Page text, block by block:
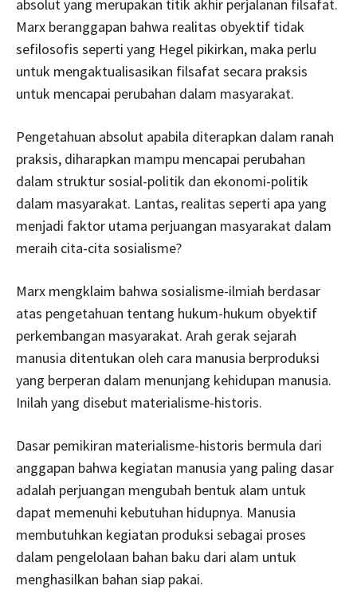
absolut yang merupakan titik akhir perjalanan filsafat.
Marx beranggapan bahwa realitas obyektif tidak
sefilosofis seperti yang Hegel pikirkan, maka perlu
untuk mengaktualisasikan filsafat secara praksis
untuk mencapai perubahan dalam masyarakat.
Pengetahuan absolut apabila diterapkan dalam ranah
praksis, diharapkan mampu mencapai perubahan
dalam struktur sosial-politik dan ekonomi-politik
dalam masyarakat. Lantas, realitas seperti apa yang
menjadi faktor utama perjuangan masyarakat dalam
meraih cita-cita sosialisme?
Marx mengklaim bahwa sosialisme-ilmiah berdasar
atas pengetahuan tentang hukum-hukum obyektif
perkembangan masyarakat. Arah gerak sejarah
manusia ditentukan oleh cara manusia berproduksi
yang berperan dalam menunjang kehidupan manusia.
Inilah yang disebut materialisme-historis.
Dasar pemikiran materialisme-historis bermula dari
anggapan bahwa kegiatan manusia yang paling dasar
adalah perjuangan mengubah bentuk alam untuk
dapat memenuhi kebutuhan hidupnya. Manusia
membutuhkan kegiatan produksi sebagai proses
dalam pengelolaan bahan baku dari alam untuk
menghasilkan bahan siap pakai.